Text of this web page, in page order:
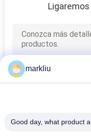
markliu
Good day, what product